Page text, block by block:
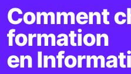
Comment
formation
en